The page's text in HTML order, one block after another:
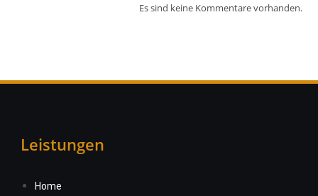
Es sind keine Kommentare vorhanden.
Leistungen
Home